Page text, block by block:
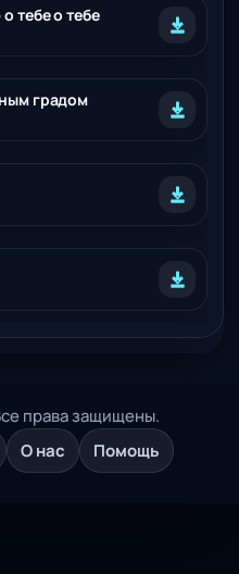
тебе о тебе
градом
права защищены.
О нас Помощь